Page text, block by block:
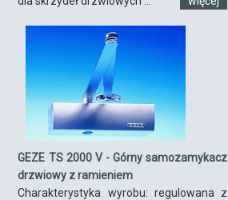
GEZE TS 2000 V - Górny samozamykacz
drzwiowy z ramieniem
Charakterystyka wyrobu: regulowana z